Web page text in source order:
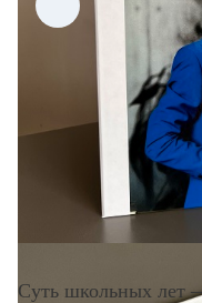
Суть школьных лет